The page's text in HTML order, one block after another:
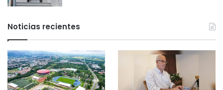
Noticias recientes